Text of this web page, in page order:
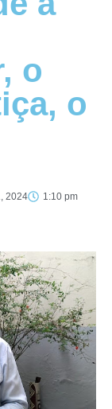
o
o
2024 1:10 pm